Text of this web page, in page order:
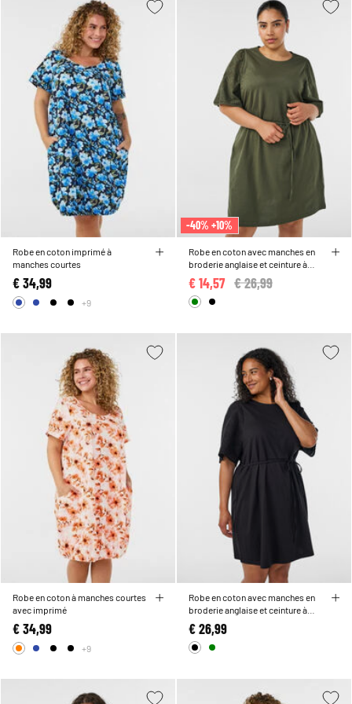
Robe en coton imprimé à
manches courtes
€ 34,99
+9
-40% +10%
Robe en coton avec manches en
broderie anglaise et ceinture à
nouer
Price reduced from
€ 26,99
€ 14,57
Robe en coton à manches courtes
avec imprimé
€ 34,99
+9
Robe en coton avec manches en
broderie anglaise et ceinture à
nouer
€ 26,99